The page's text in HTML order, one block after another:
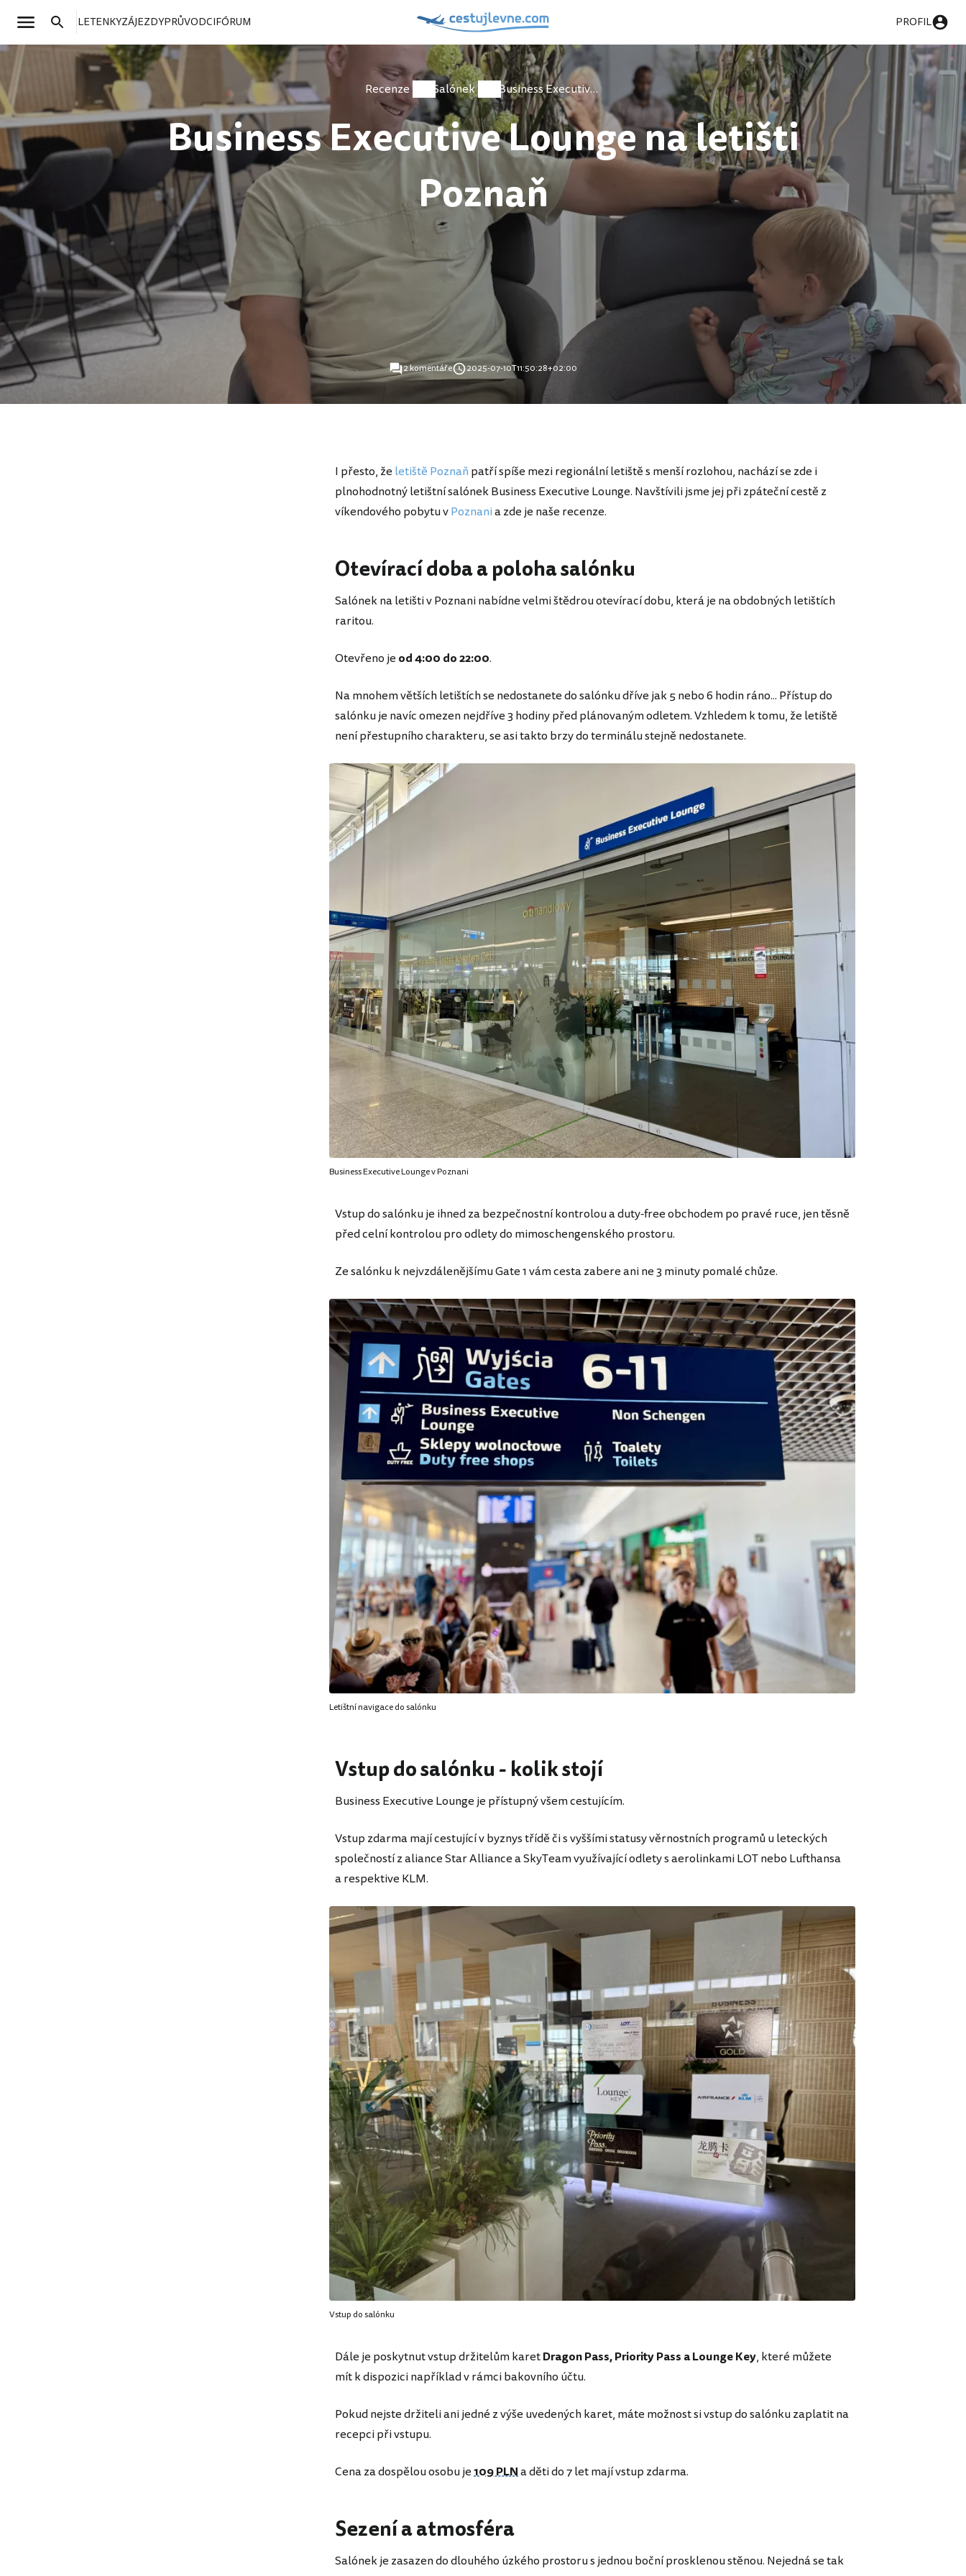
LETENKYZÁJEZDYPRŮVODCIFÓRUM PROFIL
Recenze Salónek Business Executive Lounge na letišti Poznaň
Business Executive Lounge na letišti
Poznaň
2 komentáře 2025-07-10T11:50:28+02:00
I přesto, že letiště Poznaň patří spíše mezi regionální letiště s menší rozlohou, nachází se zde i
plnohodnotný letištní salónek Business Executive Lounge. Navštívili jsme jej při zpáteční cestě z
víkendového pobytu vPoznania zde je naše recenze.
Otevírací doba a poloha salónku
Salónek na letišti v Poznani nabídne velmi štědrou otevírací dobu, která je na obdobných letištích
raritou.
Otevřeno je od 4:00 do 22:00.
Na mnohem větších letištích se nedostanete do salónku dříve jak 5 nebo 6 hodin ráno... Přístup do
salónku je navíc omezen nejdříve 3 hodiny před plánovaným odletem. Vzhledem k tomu, že letiště
není přestupního charakteru, se asi takto brzy do terminálu stejně nedostanete.
Business Executive Lounge v Poznani
Vstup do salónku je ihned za bezpečnostní kontrolou a duty-free obchodem po pravé ruce, jen těsně
před celní kontrolou pro odlety do mimoschengenského prostoru.
Ze salónku k nejvzdálenějšímu Gate 1 vám cesta zabere ani ne 3 minuty pomalé chůze.
Letištní navigace do salónku
Vstup do salónku - kolik stojí
Business Executive Lounge je přístupný všem cestujícím.
Vstup zdarma mají cestující v byznys třídě či s vyššími statusy věrnostních programů u leteckých
společností z aliance Star Alliance a SkyTeam využívající odlety s aerolinkami LOT nebo Lufthansa
a respektive KLM.
Vstup do salónku
Dále je poskytnut vstup držitelům karetDragon Pass, Priority Pass a Lounge Key, které můžete
mít k dispozici například v rámci bakovního účtu.
Pokud nejste držiteli ani jedné z výše uvedených karet, máte možnost si vstup do salónku zaplatit na
recepci při vstupu.
Cena za dospělou osobu je109 PLNa děti do 7 let mají vstup zdarma.
Sezení a atmosféra
Salónek je zasazen do dlouhého úzkého prostoru s jednou boční prosklenou stěnou. Nejedná se tak